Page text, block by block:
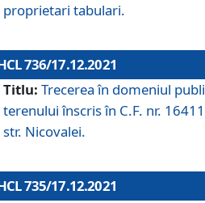
proprietari tabulari.
736/17.12.2021
Titlu: Trecerea în domeniul
terenului înscris în C.F. nr.
str. Nicovalei.
735/17.12.2021